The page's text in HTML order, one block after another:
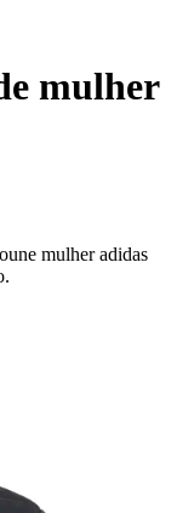
mulher
mulher adidas